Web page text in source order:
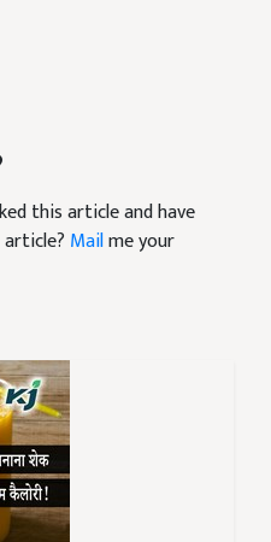
this article and have
Mailme your